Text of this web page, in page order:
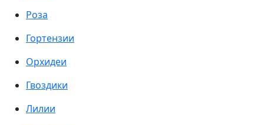
Роза
Гортензии
Орхидеи
Гвоздики
Лилии